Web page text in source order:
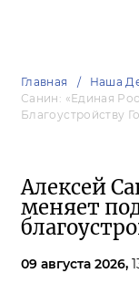
Главная Наша
Санин: «Единая
Благоустройству
Алексей
меняет
09 августа 2026,